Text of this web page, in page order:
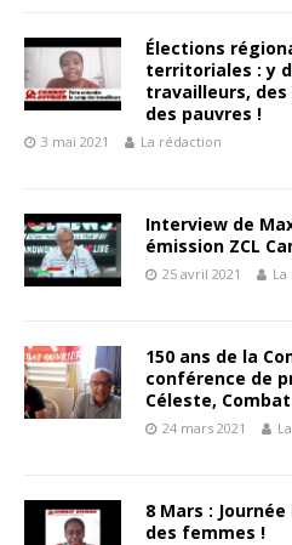
Élections
territoriales : y
travailleurs,
des pauvres !
3 mai 2021 La rédaction
Interview de
émission ZCL
25 avril 2021
150 ans de la
conférence de
Céleste,
24 mars 2021
8 Mars :
des femmes !